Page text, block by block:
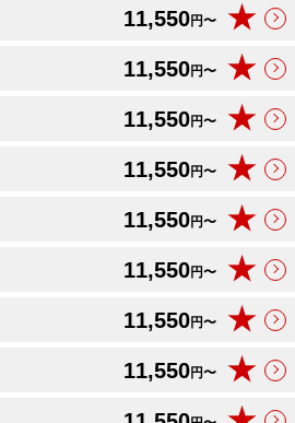
11,550円〜 ★
11,550円〜 ★
11,550円〜 ★
11,550円〜 ★
11,550円〜 ★
11,550円〜 ★
11,550円〜 ★
11,550円〜 ★